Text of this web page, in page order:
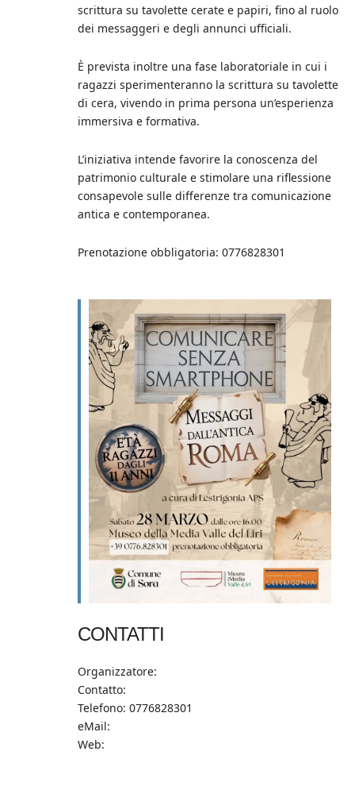
scrittura su tavolette cerate e papiri, fino al ruolo
dei messaggeri e degli annunci ufficiali.
È prevista inoltre una fase laboratoriale in cui i
ragazzi sperimenteranno la scrittura su tavolette
di cera, vivendo in prima persona un’esperienza
immersiva e formativa.
L’iniziativa intende favorire la conoscenza del
patrimonio culturale e stimolare una riflessione
consapevole sulle differenze tra comunicazione
antica e contemporanea.
Prenotazione obbligatoria: 0776828301
CONTATTI
Organizzatore:
Contatto:
Telefono: 0776828301
eMail:
Web: